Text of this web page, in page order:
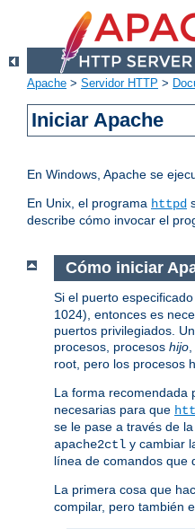
Apache > Servidor HTTP >
Iniciar Apache
En Windows, Apache se
En Unix, el programa httpd
describe cómo invocar el
Cómo iniciar
Si el puerto
1024), entonces es
puertos privilegiados.
procesos, procesos hijo
root, pero los procesos
La forma recomendada
necesarias para que
se le pase a través de
apache2ctl y cambiar
línea de comandos que
La primera cosa que
compilar, pero también